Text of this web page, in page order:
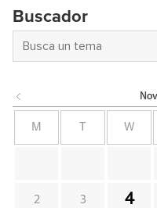
Buscador
M T W
2 3 4